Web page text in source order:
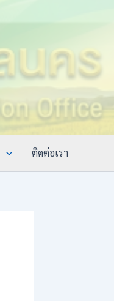
ติดต่อเรา